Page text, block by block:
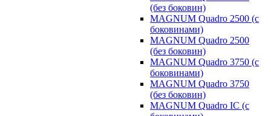
(без боковин)
MAGNUM Quadro 2500 (с
боковинами)
MAGNUM Quadro 2500
(без боковин)
MAGNUM Quadro 3750 (с
боковинами)
MAGNUM Quadro 3750
(без боковин)
MAGNUM Quadro IC (с